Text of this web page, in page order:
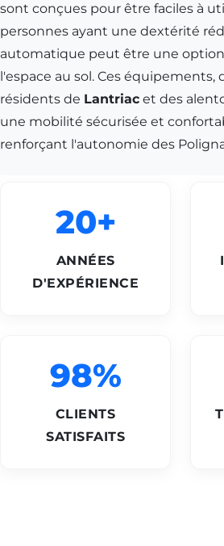
sont conçues pour être faciles à
personnes ayant une dextérité
automatique peut être une
l'espace au sol. Ces
résidents de Lantriac et des
une mobilité sécurisée et
renforçant l'autonomie des
20+
ANNÉES
D'EXPÉRIENCE
98%
CLIENTS
SATISFAITS